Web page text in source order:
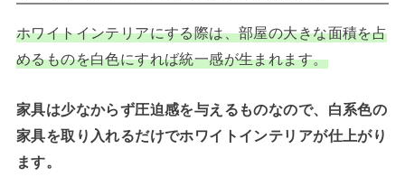
ホワイトインテリアにする際は、部屋の大きな面積を占
めるものを白色にすれば統一感が生まれます。
家具は少なからず圧迫感を与えるものなので、白系色の
家具を取り入れるだけでホワイトインテリアが仕上がり
ます。